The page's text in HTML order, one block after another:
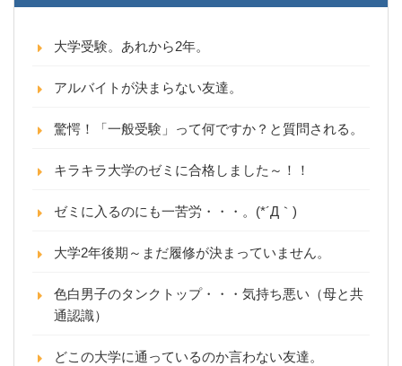
大学受験。あれから2年。
アルバイトが決まらない友達。
驚愕！「一般受験」って何ですか？と質問される。
キラキラ大学のゼミに合格しました～！！
ゼミに入るのにも一苦労・・・。(*´Д｀)
大学2年後期～まだ履修が決まっていません。
色白男子のタンクトップ・・・気持ち悪い（母と共
通認識）
どこの大学に通っているのか言わない友達。